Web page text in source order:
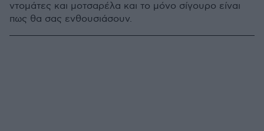
ντομάτες και μοτσαρέλα και το μόνο σίγουρο είναι
πως θα σας ενθουσιάσουν.